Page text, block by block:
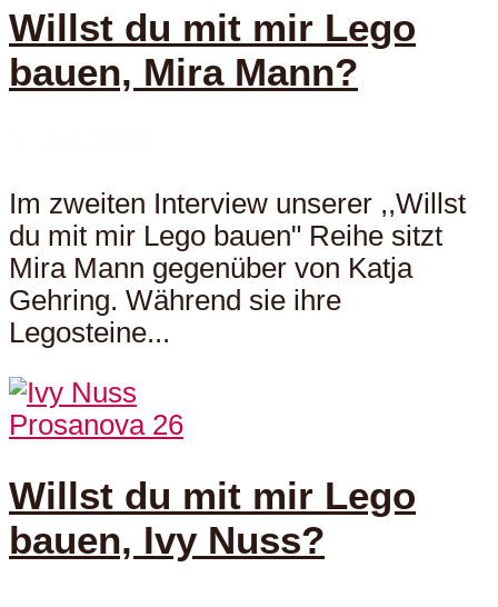
Willst du mit mir Lego
bauen, Mira Mann?
Im zweiten Interview unserer ,,Willst
du mit mir Lego bauen" Reihe sitzt
Mira Mann gegenüber von Katja
Gehring. Während sie ihre
Legosteine...
Prosanova 26
Willst du mit mir Lego
bauen, Ivy Nuss?